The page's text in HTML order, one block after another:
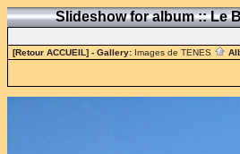
Slideshow for album :: Le
[Retour ACCUEIL] - Gallery: Images de TENES